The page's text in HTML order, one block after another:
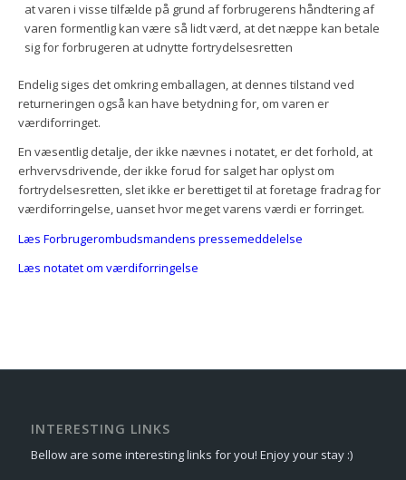
at varen i visse tilfælde på grund af forbrugerens håndtering af
varen formentlig kan være så lidt værd, at det næppe kan betale
sig for forbrugeren at udnytte fortrydelsesretten
Endelig siges det omkring emballagen, at dennes tilstand ved
returneringen også kan have betydning for, om varen er
værdiforringet.
En væsentlig detalje, der ikke nævnes i notatet, er det forhold, at
erhvervsdrivende, der ikke forud for salget har oplyst om
fortrydelsesretten, slet ikke er berettiget til at foretage fradrag for
værdiforringelse, uanset hvor meget varens værdi er forringet.
Læs Forbrugerombudsmandens pressemeddelelse
Læs notatet om værdiforringelse
INTERESTING LINKS
Bellow are some interesting links for you! Enjoy your stay :)